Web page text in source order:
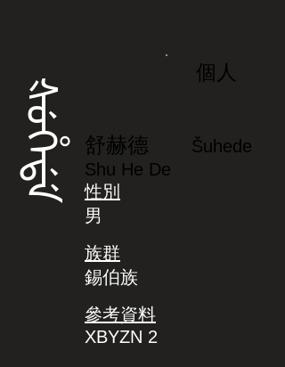
ᡧᡠᡥᡝᡩᡝ
個人
舒赫德
Šuhede
Shu He De
性別
男
族群
錫伯族
參考資料
XBYZN 2